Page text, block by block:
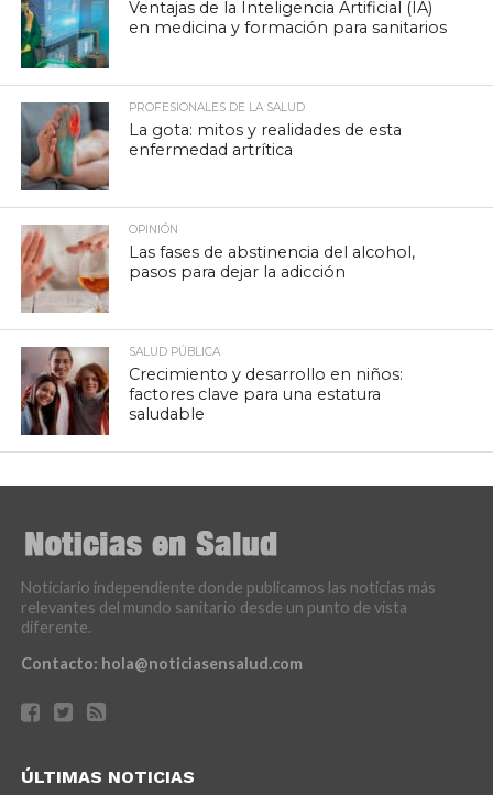
Ventajas de la Inteligencia Artificial (IA)
en medicina y formación para sanitarios
PROFESIONALES DE LA SALUD
La gota: mitos y realidades de esta
enfermedad artrítica
OPINIÓN
Las fases de abstinencia del alcohol,
pasos para dejar la adicción
SALUD PÚBLICA
Crecimiento y desarrollo en niños:
factores clave para una estatura
saludable
Noticiario independiente donde publicamos las noticias más
relevantes del mundo sanitario desde un punto de vista
diferente.
Contacto: hola@noticiasensalud.com
ÚLTIMAS NOTICIAS